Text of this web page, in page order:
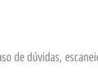
de dúvidas,